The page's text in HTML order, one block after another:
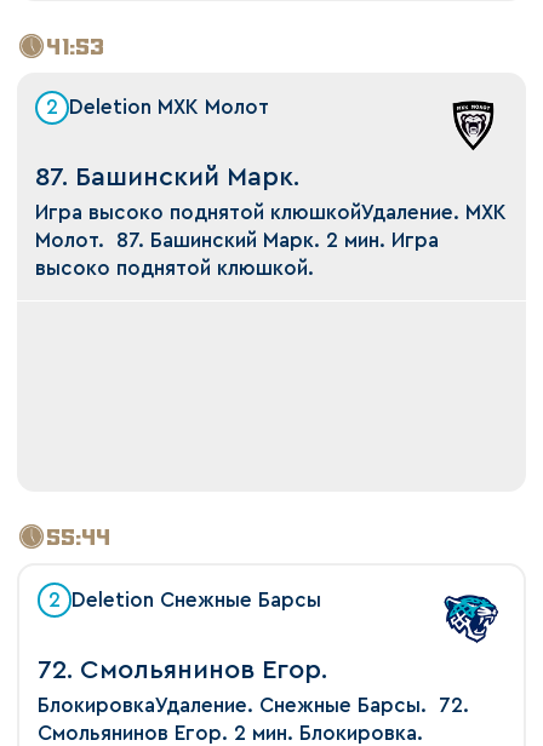
41:53
2 Deletion МХК Молот
87. Башинский Марк.
Игра высоко поднятой клюшкойУдаление. МХК
Молот. 87. Башинский Марк. 2 мин. Игра
высоко поднятой клюшкой.
55:44
2 Deletion Снежные Барсы
72. Смольянинов Егор.
БлокировкаУдаление. Снежные Барсы. 72.
Смольянинов Егор. 2 мин. Блокировка.